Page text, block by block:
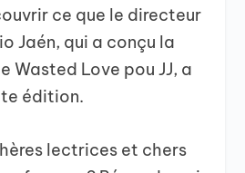
ce que le directeur
Jaén, qui a conçu la
Wasted Love pou JJ, a
édition.
lectrices et chers